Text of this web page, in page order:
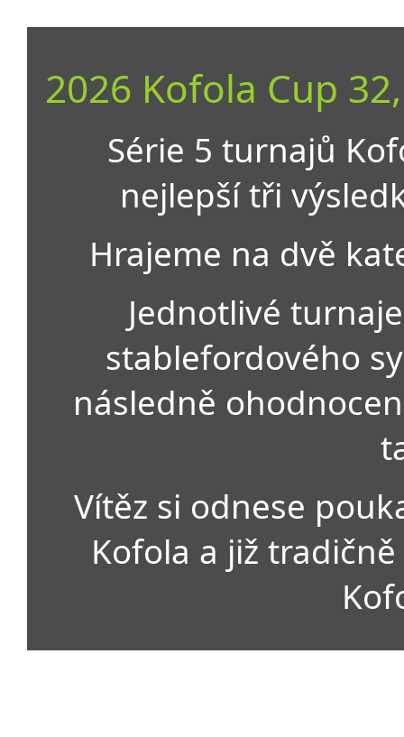
2026 Kofola Cup
Série 5 turnajů
nejlepší tři
Hrajeme na dvě
Jednotlivé
stablefordového
následně
Vítěz si odnese
Kofola a již